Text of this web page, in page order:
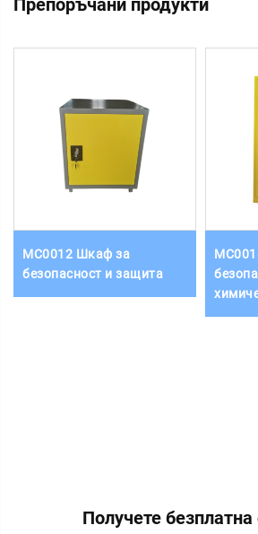
Препоръчани продукти
MC0012 Шкаф за
безопасност и защита
Получете